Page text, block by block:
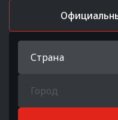
Страна
Город